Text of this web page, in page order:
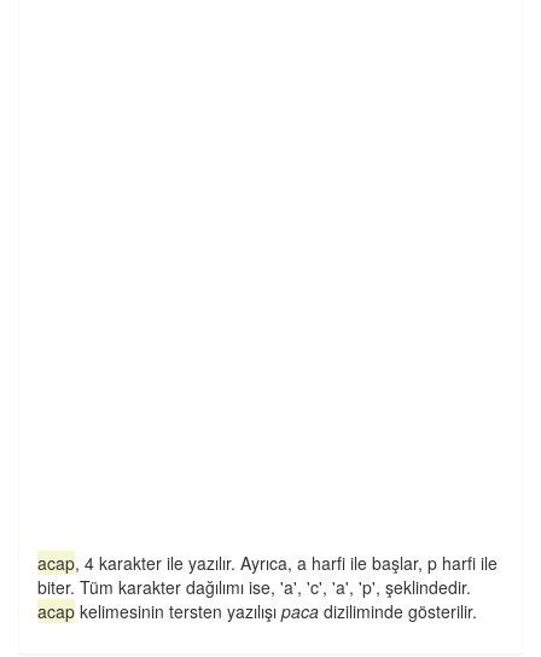
acap, 4 karakter ile yazılır. Ayrıca, a harfi ile başlar, p harfi ile
biter. Tüm karakter dağılımı ise, 'a', 'c', 'a', 'p', şeklindedir.
acap kelimesinin tersten yazılışı paca diziliminde gösterilir.